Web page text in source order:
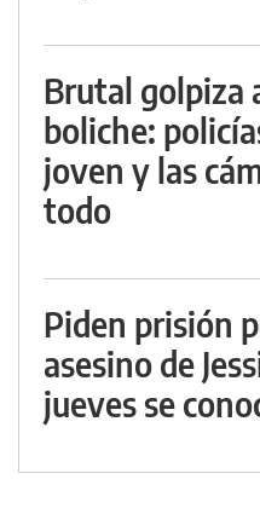
Brutal golpiza
boliche:
joven y las
todo
Piden prisión
asesino de
jueves se